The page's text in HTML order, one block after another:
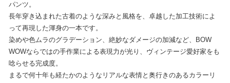
パンツ。
長年穿き込まれた古着のような深みと風格を、卓越した加工技術によ
って再現した渾身の一本です。
染めや色ムラのグラデーション、絶妙なダメージの加減など、BOW
WOWならではの手作業による表現力が光り、ヴィンテージ愛好家をも
唸らせる完成度。
まるで何十年も経たかのようなリアルな表情と奥行きのあるカラーリ